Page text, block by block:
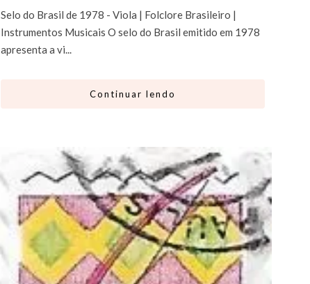
Selo do Brasil de 1978 - Viola | Folclore Brasileiro |
Instrumentos Musicais O selo do Brasil emitido em 1978
apresenta a vi...
Continuar lendo